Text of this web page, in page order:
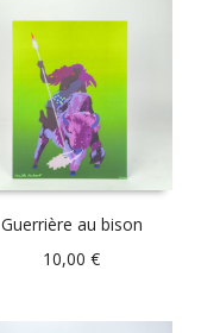
Guerrière au bison
10,00€